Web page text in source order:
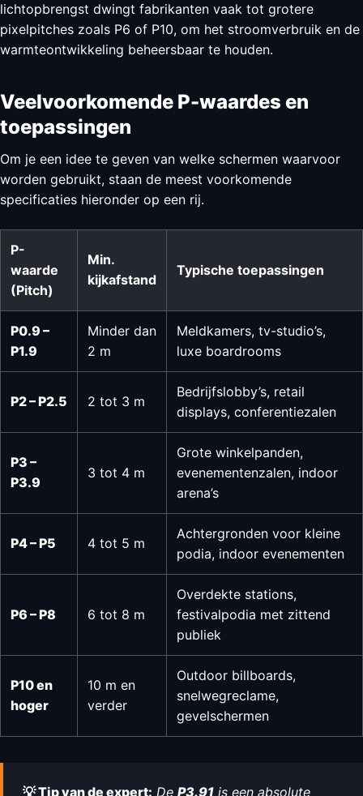
lichtopbrengst dwingt fabrikanten vaak tot grotere
pixelpitches zoals P6 of P10, om het stroomverbruik en de
warmteontwikkeling beheersbaar te houden.
Veelvoorkomende P-waardes en
toepassingen
Om je een idee te geven van welke schermen waarvoor
worden gebruikt, staan de meest voorkomende
specificaties hieronder op een rij.
P-
waarde
(Pitch)
Min.
kijkafstand
Typische toepassingen
P0.9 –
P1.9
Minder dan
2 m
Meldkamers, tv-studio’s,
luxe boardrooms
P2 – P2.5 2 tot 3 m
Bedrijfslobby’s, retail
displays, conferentiezalen
P3 –
P3.9
3 tot 4 m
Grote winkelpanden,
evenementenzalen, indoor
arena’s
P4 – P5 4 tot 5 m
Achtergronden voor kleine
podia, indoor evenementen
P6 – P8 6 tot 8 m
Overdekte stations,
festivalpodia met zittend
publiek
P10 en
hoger
10 m en
verder
Outdoor billboards,
snelwegreclame,
gevelschermen
💡 Tip van de expert: De P3.91 is een absolute